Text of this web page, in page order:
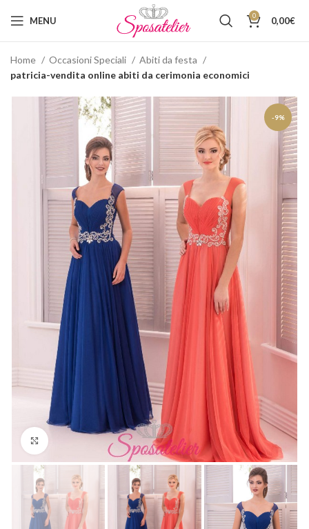
MENU 0 0,00€
Home Occasioni Speciali
Abiti da festa
patricia-vendita online abiti da cerimonia economici
-9%
Click to enlarge